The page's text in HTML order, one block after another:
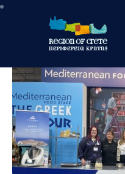
Περιφέρεια
Ενημέρωση
Έργα
&
Δράσεις
Ψηφιακές